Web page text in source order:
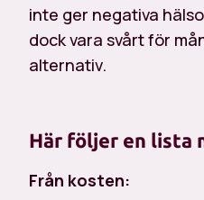
inte ger negativa
dock vara svårt för
alternativ.
Här följer en lista
Från kosten: